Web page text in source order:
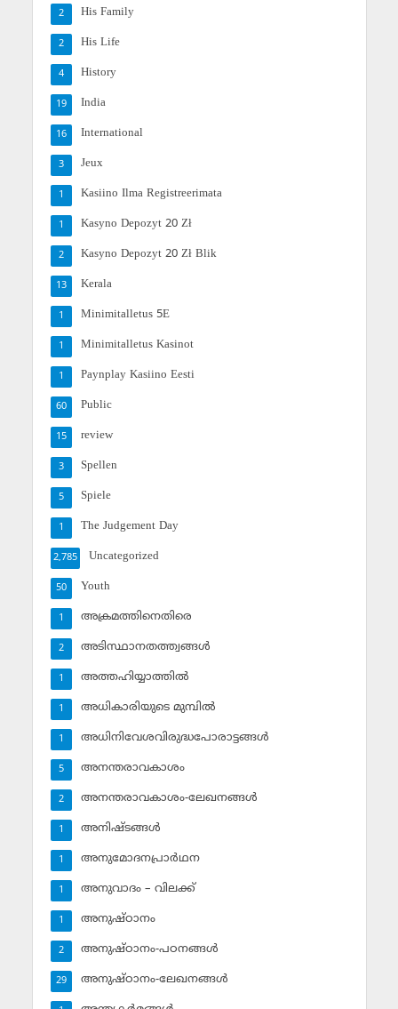
His Family
2
His Life
2
History
4
India
19
International
16
Jeux
3
Kasiino Ilma Registreerimata
1
Kasyno Depozyt 20 Zł
1
Kasyno Depozyt 20 Zł Blik
2
Kerala
13
Minimitalletus 5E
1
Minimitalletus Kasinot
1
Paynplay Kasiino Eesti
1
Public
60
review
15
Spellen
3
Spiele
5
The Judgement Day
1
Uncategorized
2,785
Youth
50
അക്രമത്തിനെതിരെ
1
അടിസ്ഥാനതത്ത്വങ്ങള്‍
2
അത്തഹിയ്യാത്തില്‍
1
അധികാരിയുടെ മുമ്പില്‍
1
അധിനിവേശവിരുദ്ധപോരാട്ടങ്ങള്‍
1
അനന്തരാവകാശം
5
അനന്തരാവകാശം-ലേഖനങ്ങള്‍
2
അനിഷ്ടങ്ങള്‍
1
അനുമോദനപ്രാര്‍ഥന
1
അനുവാദം – വിലക്ക്‌
1
അനുഷ്ഠാനം
1
അനുഷ്ഠാനം-പഠനങ്ങള്‍
2
അനുഷ്ഠാനം-ലേഖനങ്ങള്‍
29